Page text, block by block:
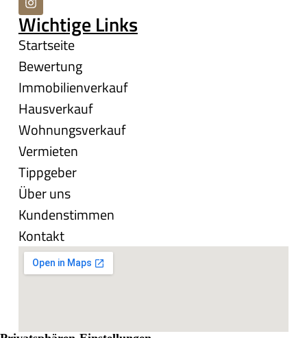
Wichtige Links
Startseite
Bewertung
Immobilienverkauf
Hausverkauf
Wohnungsverkauf
Vermieten
Tippgeber
Über uns
Kundenstimmen
Kontakt